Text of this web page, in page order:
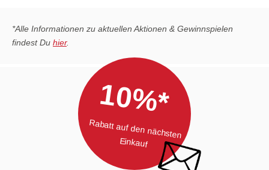
*Alle Informationen zu aktuellen Aktionen & Gewinnspielen
findest Du hier.
10%*
Rabatt auf den nächsten
Einkauf